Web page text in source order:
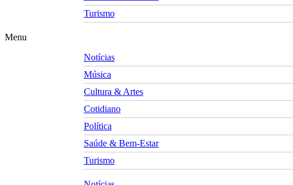
Turismo
Menu
Notícias
Música
Cultura & Artes
Cotidiano
Política
Saúde & Bem-Estar
Turismo